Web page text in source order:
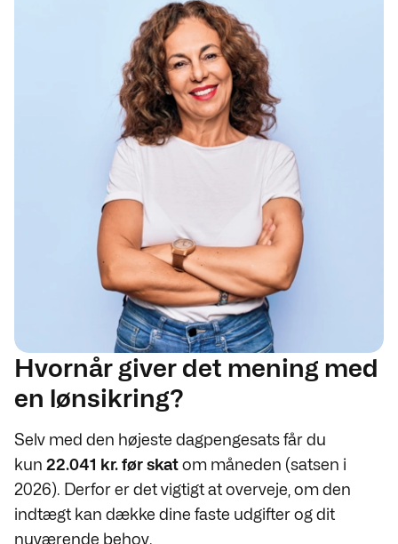
Hvornår giver det mening med
en lønsikring?
Selv med den højeste dagpengesats får du
kun 22.041 kr.før skatom måneden (satsen i
2026). Derfor er det vigtigt at overveje, om den
indtægt kan dække dine faste udgifter og dit
nuværende behov.